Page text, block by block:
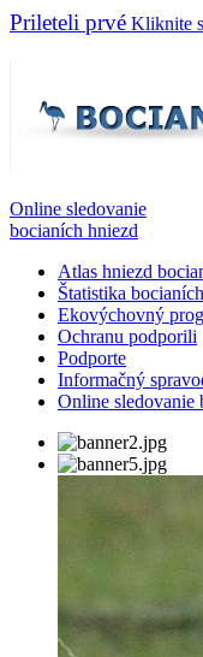
Prileteli prvé Kliknite
Online sledovanie
bocianích hniezd
Atlas hniezd
Štatistika
Ekovýchovný
Ochranu podporili
Podporte
Informačný
Online sledovanie